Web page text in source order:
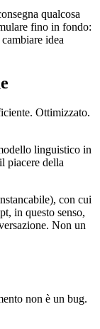
qualcosa
fino in fondo:
idea
Ottimizzato.
linguistico in
piacere della
con cui
in questo senso,
Non un
non è un bug.